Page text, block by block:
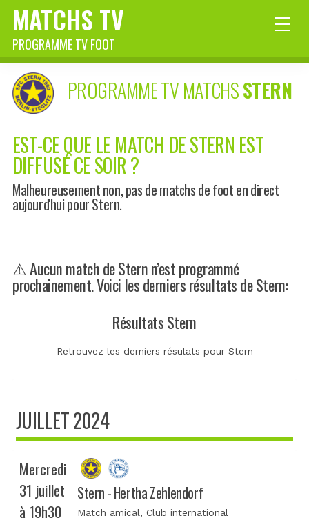
MATCHS TV
PROGRAMME TV FOOT
PROGRAMME TV MATCHSSTERN
EST-CE QUE LE MATCH DE STERN EST
DIFFUSÉ CE SOIR ?
Malheureusement non, pas de matchs de foot en direct
aujourd'hui pour Stern.
⚠️ Aucun match de Stern n’est programmé
prochainement. Voici les derniers résultats de Stern:
Résultats Stern
Retrouvez les derniers résulats pour Stern
JUILLET 2024
Mercredi
31 juillet
à 19h30
Stern - Hertha Zehlendorf
Match amical, Club international